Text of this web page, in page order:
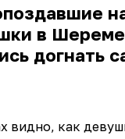
в
догнать
видно, как